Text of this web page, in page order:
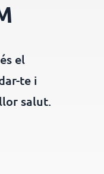
el
te i
salut.